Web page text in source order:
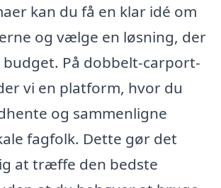
kan du få en klar idé om
og vælge en løsning, der
På dobbelt-carport-
vi en platform, hvor du
og sammenligne
fagfolk. Dette gør det
at træffe den bedste